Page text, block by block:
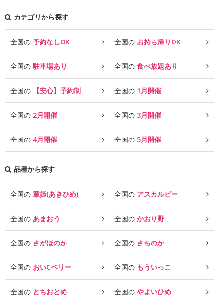
カテゴリから探す
全国の 予約なしOK 全国の お持ち帰りOK
全国の駐車場あり 全国の 食べ放題あり
全国の 【安心】予約制 全国の 1月開催
全国の 2月開催 全国の 3月開催
全国の 4月開催 全国の 5月開催
品種から探す
全国の 章姫(あきひめ) 全国の アスカルビー
全国の あまおう 全国の かおり野
全国の さがほのか 全国の さちのか
全国の おいCベリー 全国の もういっこ
全国の とちおとめ 全国の やよいひめ